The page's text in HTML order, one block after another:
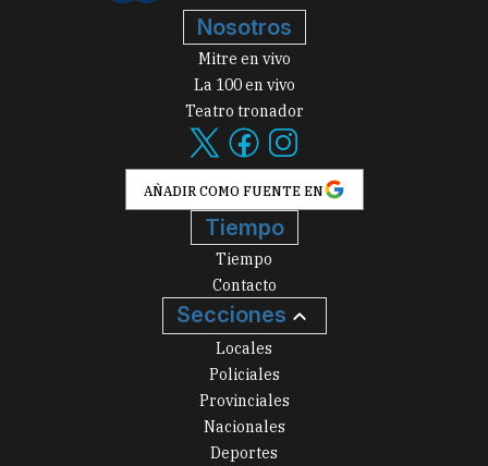
Nosotros
Mitre en vivo
La 100 en vivo
Teatro tronador
AÑADIR COMO FUENTE EN
Tiempo
Tiempo
Contacto
Secciones
Locales
Policiales
Provinciales
Nacionales
Deportes